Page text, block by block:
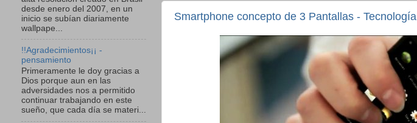
Smartphone concepto de 3 Pantallas - Tecnología
desde enero del 2007, en un
inicio se subían diariamente
wallpape...
!!Agradecimientos¡¡ -
pensamiento
Primeramente le doy gracias a
Dios porque aun en las
adversidades nos a permitido
continuar trabajando en este
sueño, que cada día se materi...